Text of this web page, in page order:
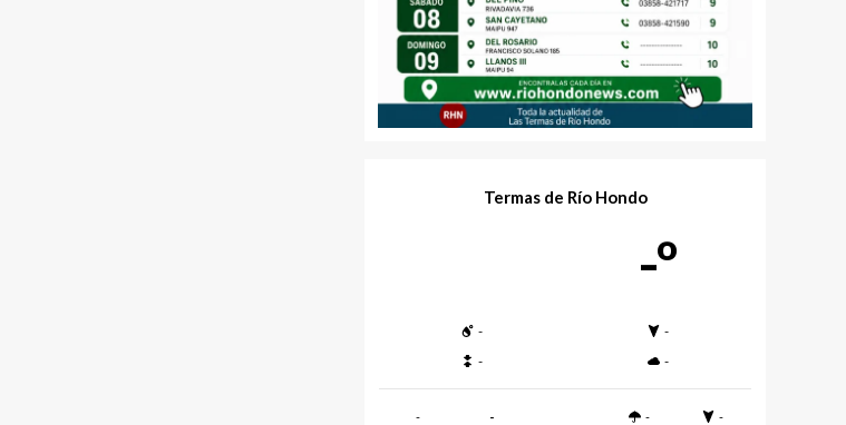
Termas de Río Hondo
-º
-
-
-
-
- - - -